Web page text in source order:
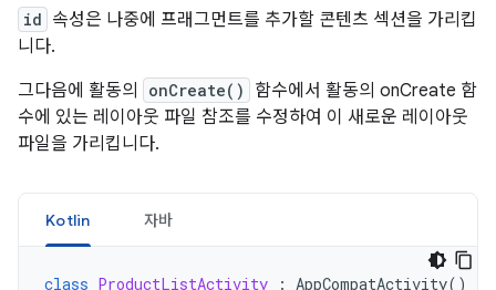
id 속성은 나중에 프래그먼트를 추가할 콘텐츠 섹션을 가리킵
니다.
그다음에 활동의
onCreate()
함수에서 활동의 onCreate 함
수에 있는 레이아웃 파일 참조를 수정하여 이 새로운 레이아웃
파일을 가리킵니다.
Kotlin 자바
class ProductListActivity : AppCompatActivity()